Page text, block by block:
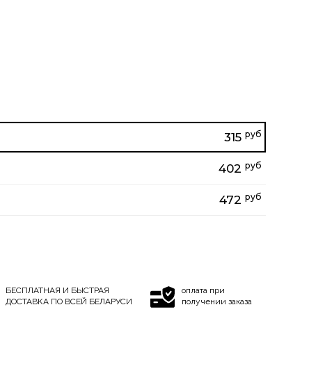
315 руб
402 руб
472 руб
БЕСПЛАТНАЯ И БЫСТРАЯ
ДОСТАВКА ПО ВСЕЙ БЕЛАРУСИ
оплата при
получении заказа